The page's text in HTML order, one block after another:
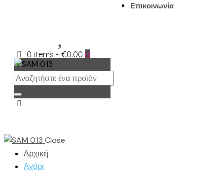
Επικοινωνία
0 items - €0.00 0
Close
Αρχική
Αγόρι